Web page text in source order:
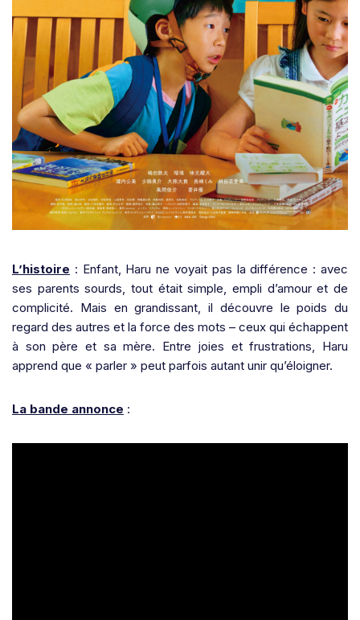
L’histoire : Enfant, Haru ne voyait pas la différence : avec
ses parents sourds, tout était simple, empli d’amour et de
complicité. Mais en grandissant, il découvre le poids du
regard des autres et la force des mots – ceux qui échappent
à son père et sa mère. Entre joies et frustrations, Haru
apprend que « parler » peut parfois autant unir qu’éloigner.
La bande annonce :